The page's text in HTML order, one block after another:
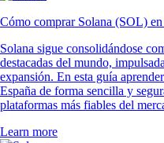
Cómo comprar Solana (SOL) en
Solana sigue consolidándose
destacadas del mundo,
expansión. En esta guía
España de forma sencilla y
plataformas más fiables del
Learn more